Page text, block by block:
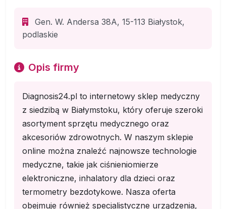
Gen. W. Andersa 38A, 15-113 Białystok,
podlaskie
Opis firmy
Diagnosis24.pl to internetowy sklep medyczny
z siedzibą w Białymstoku, który oferuje szeroki
asortyment sprzętu medycznego oraz
akcesoriów zdrowotnych. W naszym sklepie
online można znaleźć najnowsze technologie
medyczne, takie jak ciśnieniomierze
elektroniczne, inhalatory dla dzieci oraz
termometry bezdotykowe. Nasza oferta
obejmuje również specjalistyczne urządzenia,